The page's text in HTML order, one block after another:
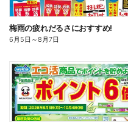
梅雨の疲れだるさにおすすめ!
6月5日 ～8月7日